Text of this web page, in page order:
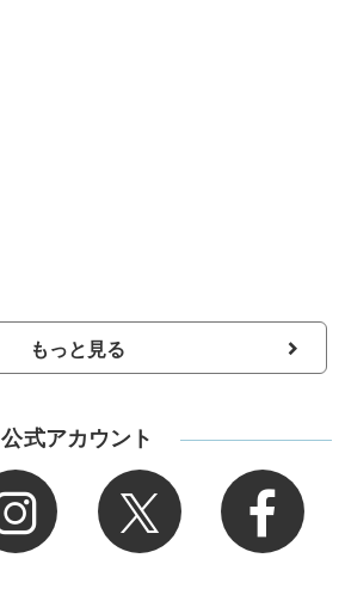
もっと見る
公式アカウント